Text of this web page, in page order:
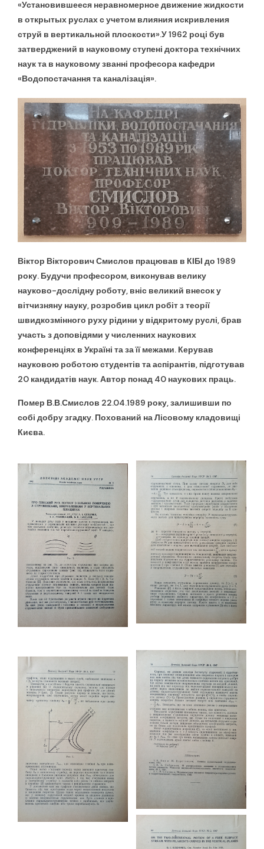
«Установившееся неравномерное движение жидкости
в открытых руслах с учетом влияния искривления
струй в вертикальной плоскости».У 1962 році був
затверджений в науковому ступені доктора технічних
наук та в науковому званні професора кафедри
«Водопостачання та каналізація».
Віктор Вікторович Смислов працював в КІБІ до 1989
року. Будучи професором, виконував велику
науково-дослідну роботу, вніс великий внесок у
вітчизняну науку, розробив цикл робіт з теорії
швидкозмінного руху рідини у відкритому руслі, брав
участь з доповідями у численних наукових
конференціях в Україні та за її межами. Керував
науковою роботою студентів та аспірантів, підготував
20 кандидатів наук. Автор понад 40 наукових праць.
Помер В.В.Смислов 22.04.1989 року, залишивши по
собі добру згадку. Похований на Лісовому кладовищі
Києва.